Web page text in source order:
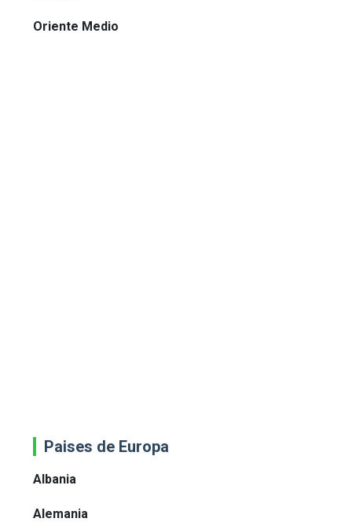
Oriente Medio
Paises de Europa
Albania
Alemania